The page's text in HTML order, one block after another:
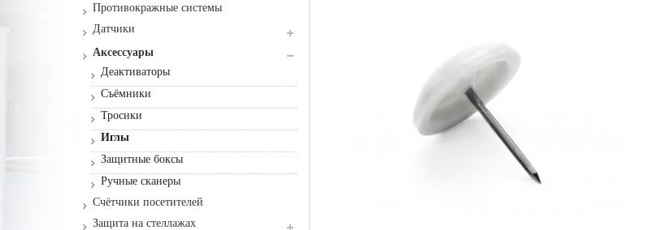
Противокражные системы
Датчики
Аксессуары
Деактиваторы
Съёмники
Тросики
Иглы
Защитные боксы
Ручные сканеры
Счётчики посетителей
Защита на стеллажах